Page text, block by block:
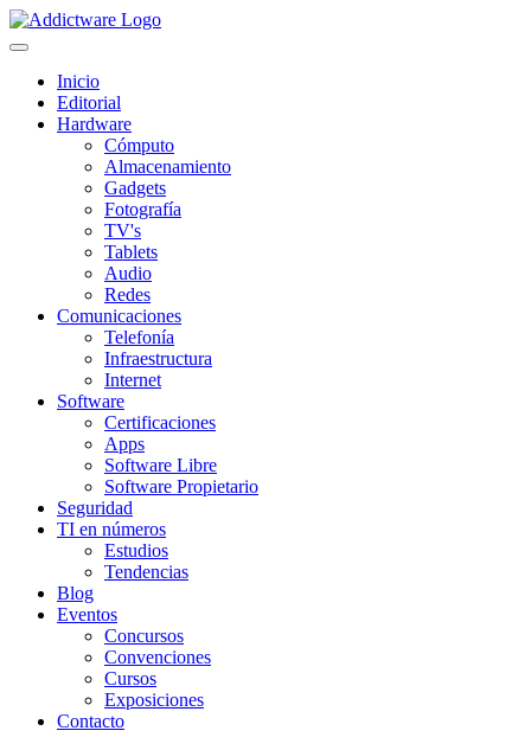
Inicio
Editorial
Hardware
Cómputo
Almacenamiento
Gadgets
Fotografía
TV's
Tablets
Audio
Redes
Comunicaciones
Telefonía
Infraestructura
Internet
Software
Certificaciones
Apps
Software Libre
Software Propietario
Seguridad
TI en números
Estudios
Tendencias
Blog
Eventos
Concursos
Convenciones
Cursos
Exposiciones
Contacto